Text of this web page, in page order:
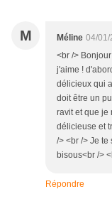
M Méline 04/01/
<br />
j'aime !
délicieux qui
doit être un
ravit et que je
délicieuse et
/> <br /> Je
bisous<br />
Répondre